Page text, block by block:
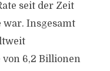
seit der Zeit
war. Insgesamt
6,2 Billionen